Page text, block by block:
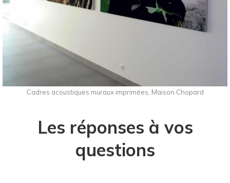
Cadres acoustiques muraux imprimées, Maison Chopard
Les réponses à vos
questions